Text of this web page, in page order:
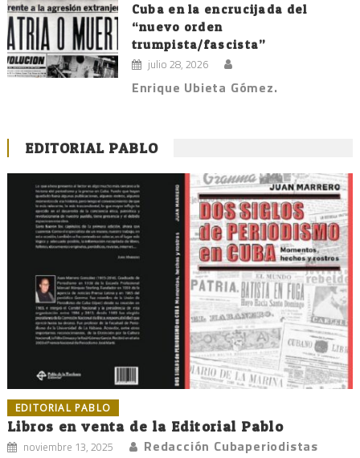
Cuba en la encrucijada del
“nuevo orden
trumpista/fascista”
julio 28, 2026
Enrique Ubieta Gómez.
EDITORIAL PABLO
EDITORIAL PABLO
Libros en venta de la Editorial Pablo
noviembre 13, 2025 Redacción Cubaperiodistas